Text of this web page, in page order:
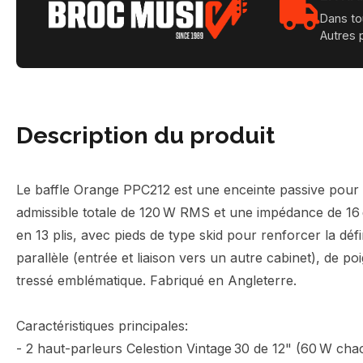
Dans
Autres
Description du produit
Le baffle Orange PPC212 est une enceinte passive
admissible totale de 120 W RMS et une impédance de
en 13 plis, avec pieds de type skid pour renforcer la
parallèle (entrée et liaison vers un autre cabinet), de
tressé emblématique. Fabriqué en Angleterre.
Caractéristiques principales:
- 2 haut-parleurs Celestion Vintage 30 de 12" (60 W